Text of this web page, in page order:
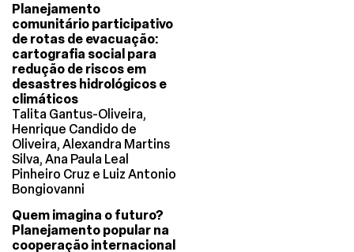
Planejamento
comunitário participativo
de rotas de evacuação:
cartografia social para
redução de riscos em
desastres hidrológicos e
climáticos
Talita Gantus-Oliveira,
Henrique Candido de
Oliveira, Alexandra Martins
Silva, Ana Paula Leal
Pinheiro Cruz e Luiz Antonio
Bongiovanni
Quem imagina o futuro?
Planejamento popular na
cooperação internacional